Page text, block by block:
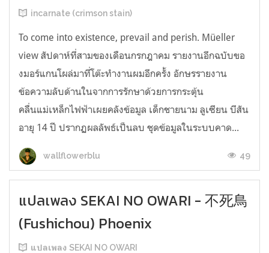
incarnate (crimson stain)
To come into existence, prevail and perish. Müeller
view สัปดาห์ที่สามของเดือนกรกฎาคม รายงานอีกฉบับขอ
งมอร์แกนโผล่มาที่โต๊ะทำงานผมอีกครั้ง อักษรรายงาน
ข้อความลับด้านในจากการรักษาด้วยการกระตุ้น
คลื่นแม่เหล็กไฟฟ้าเผยคลังข้อมูล เด็กชายนาม ลูเซียน บีสัน
อายุ 14 ปี ปรากฏผลลัพธ์เป็นลบ ชุดข้อมูลในระบบคาด...
wallflowerblu 49
แปลเพลง SEKAI NO OWARI - 不死鳥
(Fushichou) Phoenix
แปลเพลง SEKAI NO OWARI